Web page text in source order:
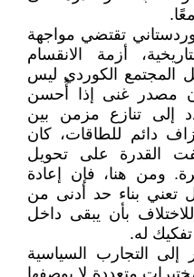
تقتضي مواجهة
أزمة الانقسام
المجتمع الكوردي ليس
مصدر غنى إذا أُحسن
إلى تنازع مزمن بين
دائم للطاقات، كان
القدرة على تحويل
ومن هنا، فإن إعادة
بل تعني بناء حد أدنى من
بأن يبقى داخل
له.
التجارب السياسية